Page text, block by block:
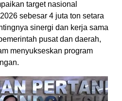
target nasional
sebesar 4 juta ton setara
sinergi dan kerja sama
pusat dan daerah,
menyukseskan program